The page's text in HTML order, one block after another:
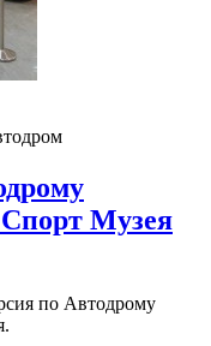
Музея
по Автодрому